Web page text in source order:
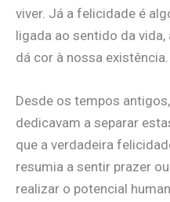
viver. Já a felicidade é
ligada ao sentido da
dá cor à nossa existência.
Desde os tempos
dedicavam a separar
que a verdadeira
resumia a sentir prazer
realizar o potencial